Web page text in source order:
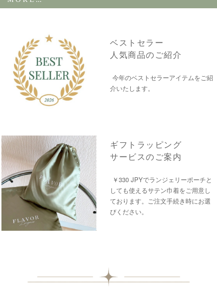
ベストセラー
人気商品のご紹介
今年のベストセラーアイテムをご紹
介いたします。
ギフトラッピング
サービスのご案内
￥330 JPYでランジェリーポーチと
しても使えるサテン巾着をご用意し
ております。ご注文手続き時にお選
びください。